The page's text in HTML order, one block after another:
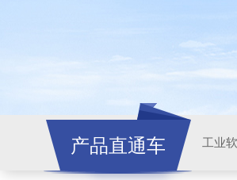
产品直通车 工业